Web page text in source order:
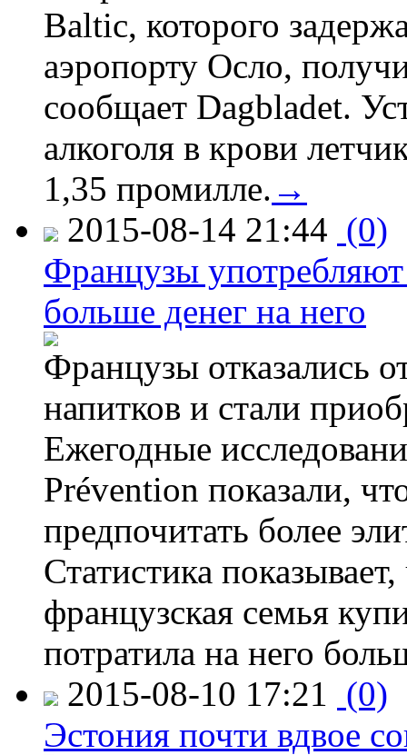
Baltic, которого
аэропорту Осло,
сообщает Dagbladet.
алкоголя в крови
1,35 промилле. →
2015-08-14 21:44 (0)
Французы
больше денег на него
Французы отказались
напитков и стали
Ежегодные
Prévention показали,
предпочитать более
Статистика
французская семья
потратила на него
2015-08-10 17:21 (0)
Эстония почти вдвое